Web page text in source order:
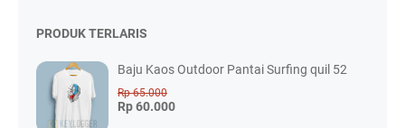
PRODUK TERLARIS
Baju Kaos Outdoor Pantai Surfing quil 52
Rp 65.000
Rp 60.000